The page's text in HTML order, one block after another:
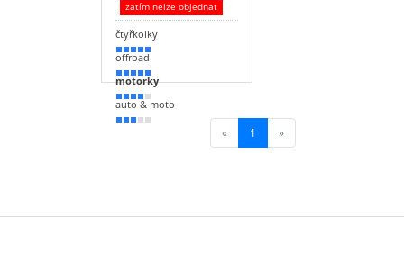
zatím nelze objednat
čtyřkolky
90 %
offroad
90 %
motorky
70 %
auto & moto
60 %
« 1 (current)
»